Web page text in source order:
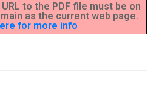
to the PDF file must be on
as the current web page.
for more info